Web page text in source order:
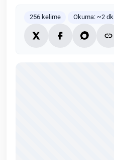
256 kelime Okuma: ~2 dk